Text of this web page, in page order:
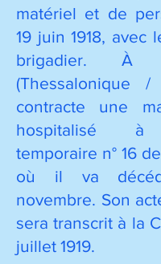
matériel et de
19 juin 1918, avec
brigadier.
À
(Thessalonique
contracte une
hospitalisé à
temporaire n° 16
où il va
novembre. Son
sera transcrit à la
juillet 1919.